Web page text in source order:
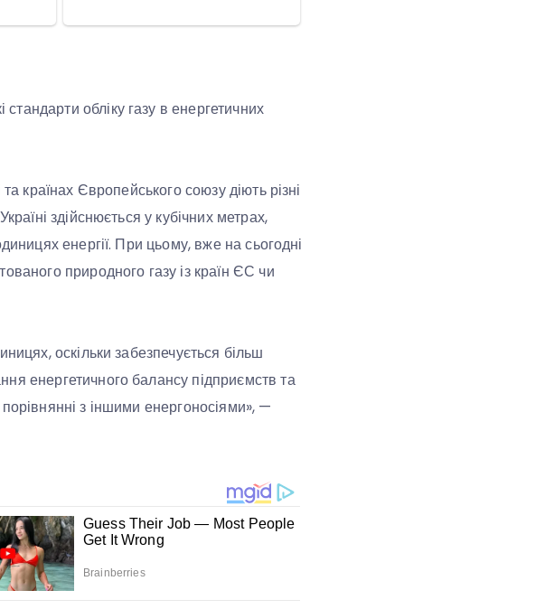
обліку газу в енергетичних
країнах Європейського союзу діють різні
здійснюється у кубічних метрах,
енергії. При цьому, вже на сьогодні
природного газу із країн ЄС чи
оскільки забезпечується більш
енергетичного балансу підприємств та
з іншими енергоносіями», —